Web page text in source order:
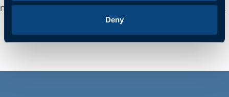
Deny
nach Veränderung – wir begleiten Sie auf Ihrem Weg.